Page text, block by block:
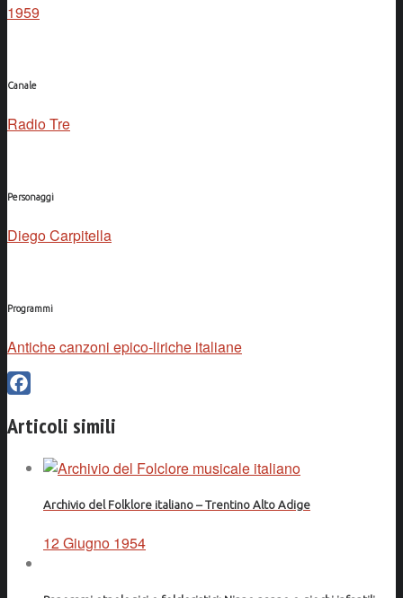
1959
Canale
Radio Tre
Personaggi
Diego Carpitella
Programmi
Antiche canzoni epico-liriche italiane
Articoli simili
Archivio del Folklore italiano – Trentino Alto Adige
12 Giugno 1954